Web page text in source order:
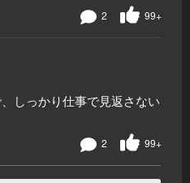
99+
2
しっかり仕事で見返さない
99+
2